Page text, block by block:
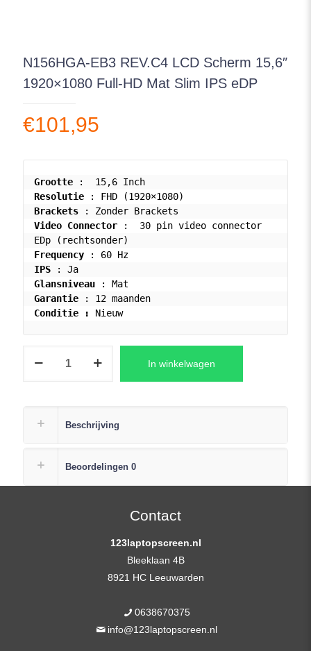
N156HGA-EB3 REV.C4 LCD Scherm 15,6″
1920×1080 Full-HD Mat Slim IPS eDP
€101,95
Grootte
Resolutie
Brackets
Video Connector :  30 pin video connector
Frequency
IPS
Glansniveau
Garantie
Conditie : Nieuw
Scherm
In winkelwagen
Beschrijving
Beoordelingen 0
Contact
123laptopscreen.nl
Bleeklaan 4B
8921 HC Leeuwarden
0638670375
info@123laptopscreen.nl